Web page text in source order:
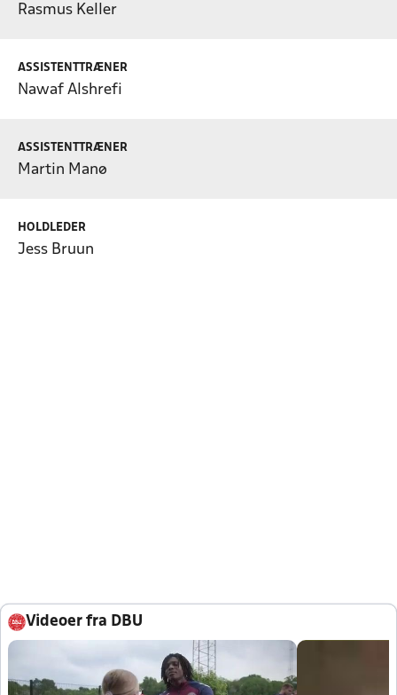
Rasmus Keller
ASSISTENTTRÆNER
Nawaf Alshrefi
ASSISTENTTRÆNER
Martin Manø
HOLDLEDER
Jess Bruun
Videoer fra DBU